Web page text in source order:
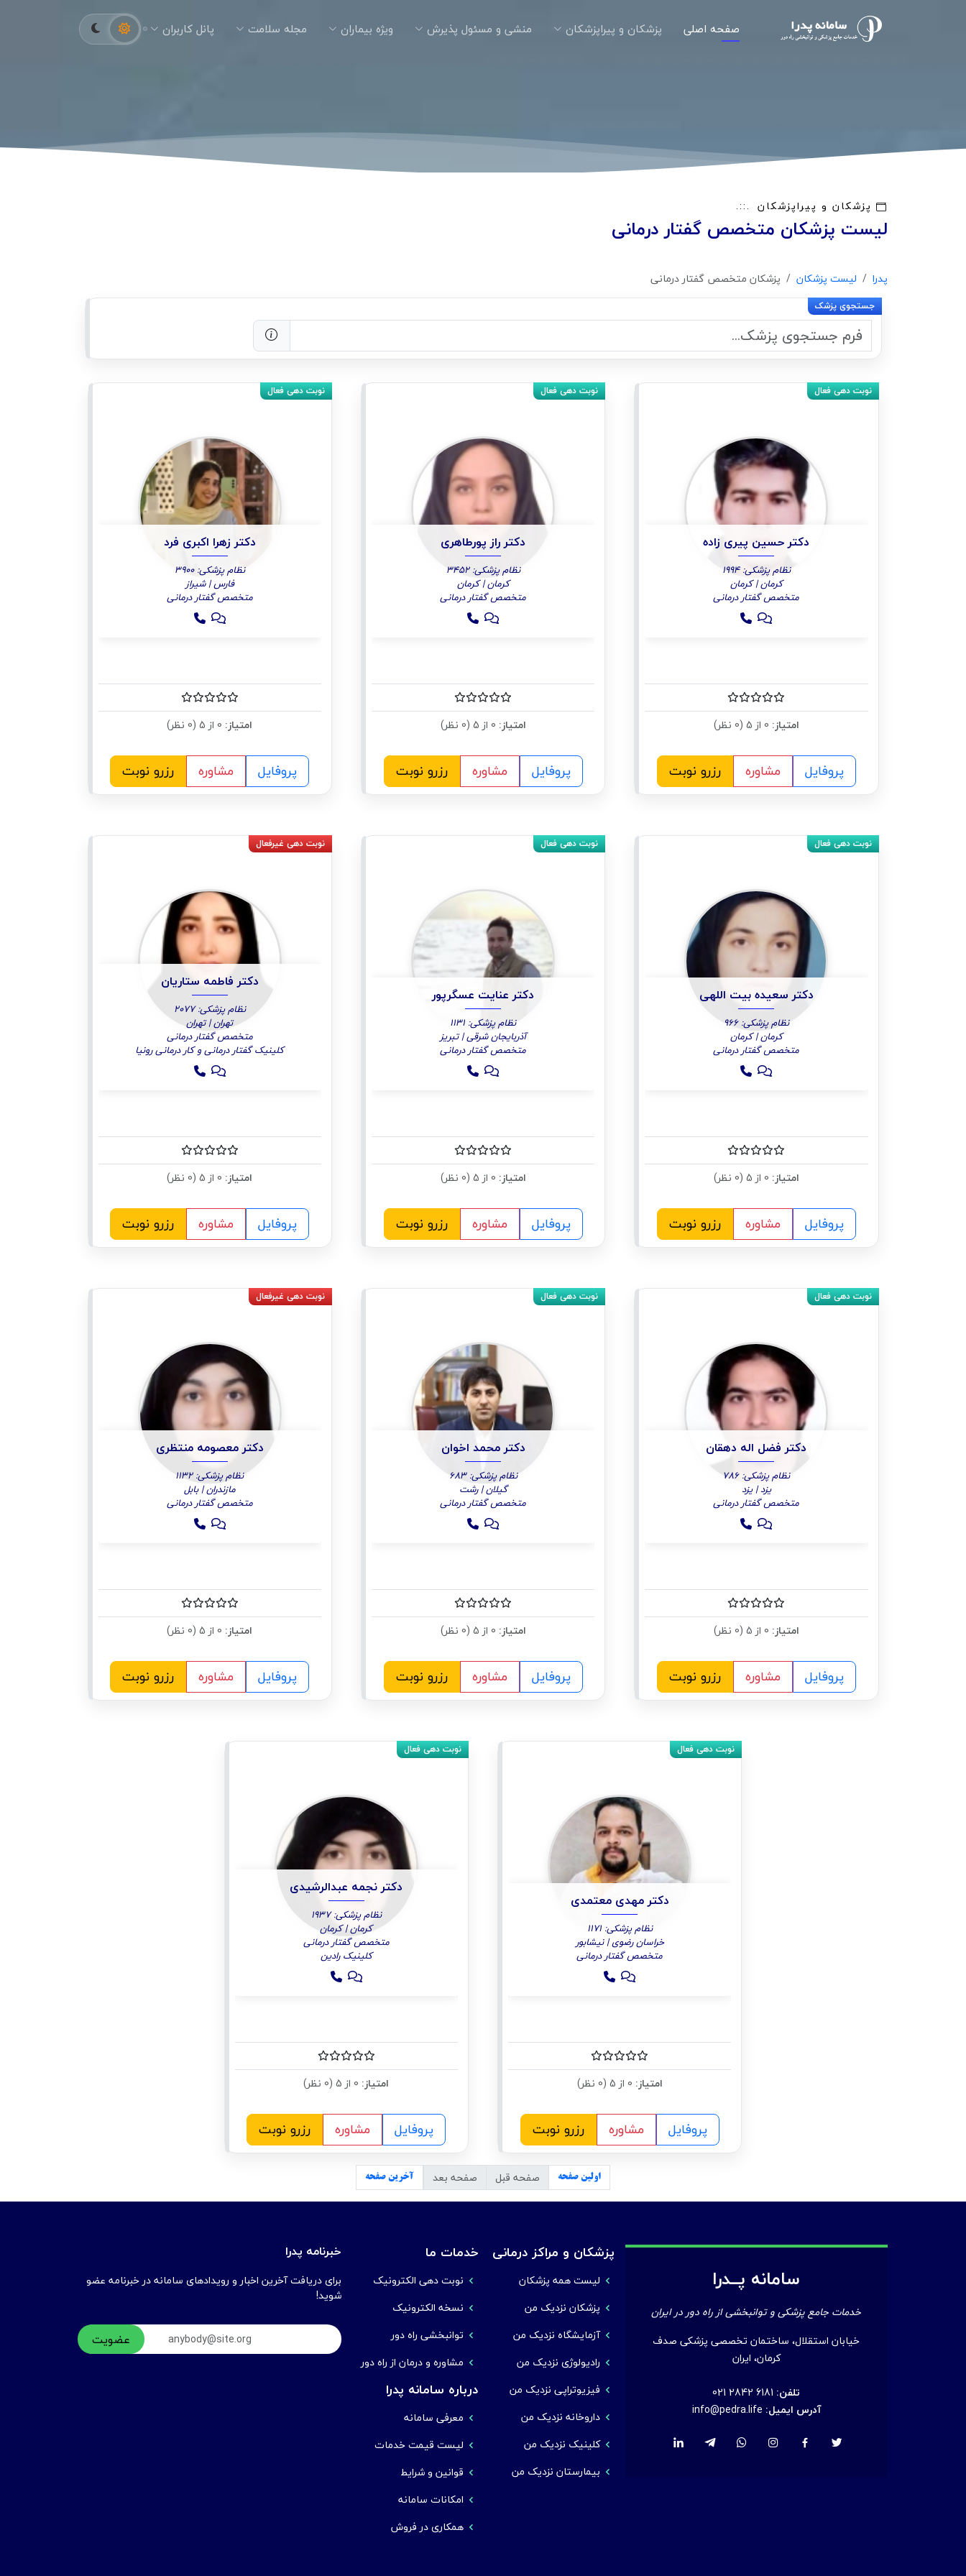
صفحه اصلی پزشکان و پیراپزشکان منشی و مسئول پذیرش ویژه بیماران مجله سلامت پانل کاربران
پزشکان و پیراپزشکان
لیست پزشکان متخصص گفتار درمانی
پدرا لیست پزشکان پزشکان متخصص گفتار درمانی
دکتر حسین پیری زاده
نظام پزشکی: 1994
کرمان | کرمان
متخصص گفتار درمانی
امتیاز:
پروفایل مشاوره رزرو نوبت
دکتر راز پورطاهری
نظام پزشکی: 3452
کرمان | کرمان
متخصص گفتار درمانی
امتیاز:
پروفایل مشاوره رزرو نوبت
دکتر زهرا اکبری فرد
نظام پزشکی: ۳۹۰۰
فارس | شیراز
متخصص گفتار درمانی
امتیاز:
پروفایل مشاوره رزرو نوبت
دکتر سعیده بیت اللهی
نظام پزشکی: 966
کرمان | کرمان
متخصص گفتار درمانی
امتیاز:
پروفایل مشاوره رزرو نوبت
دکتر عنایت عسگرپور
نظام پزشکی: 1131
آذربایجان شرقی | تبریز
متخصص گفتار درمانی
امتیاز:
پروفایل مشاوره رزرو نوبت
دکتر فاطمه ستاریان
نظام پزشکی: ۲۰۷۷
تهران | تهران
متخصص گفتار درمانی
کلینیک گفتار درمانی و کار درمانی رونیا
امتیاز:
پروفایل مشاوره رزرو نوبت
دکتر فضل اله دهقان
نظام پزشکی: 786
یزد | یزد
متخصص گفتار درمانی
امتیاز:
پروفایل مشاوره رزرو نوبت
دکتر محمد اخوان
نظام پزشکی: 683
گیلان | رشت
متخصص گفتار درمانی
امتیاز:
پروفایل مشاوره رزرو نوبت
دکتر معصومه منتظری
نظام پزشکی: 1132
مازندران | بابل
متخصص گفتار درمانی
امتیاز:
پروفایل مشاوره رزرو نوبت
دکتر مهدی معتمدی
نظام پزشکی: 1171
خراسان رضوی | نیشابور
متخصص گفتار درمانی
امتیاز:
پروفایل مشاوره رزرو نوبت
دکتر نجمه عبدالرشیدی
نظام پزشکی: 1937
کرمان | کرمان
متخصص گفتار درمانی
کلینیک رادین
امتیاز:
پروفایل مشاوره رزرو نوبت
اولین صفحه صفحه قبل صفحه بعد آخرین صفحه
سامانه پــدرا
خدمات جامع پزشکی و توانبخشی از راه دور در ایران
خیابان استقلال، ساختمان تخصصی پزشکی صدف
کرمان، ایران
تلفن: 021 2842 6181
آدرس ایمیل: info@pedra.life
پزشکان و مراکز درمانی
لیست همه پزشکان
پزشکان نزدیک من
آزمایشگاه نزدیک من
رادیولوژی نزدیک من
فیزیوتراپی نزدیک من
داروخانه نزدیک من
کلینیک نزدیک من
بیمارستان نزدیک من
خدمات ما
نوبت دهی الکترونیک
نسخه الکترونیک
توانبخشی راه دور
مشاوره و درمان از راه دور
درباره سامانه پدرا
معرفی سامانه
لیست قیمت خدمات
قوانین و شرایط
امکانات سامانه
همکاری در فروش
خبرنامه پدرا
برای دریافت آخرین اخبار و رویدادهای سامانه در خبرنامه عضو
شوید!